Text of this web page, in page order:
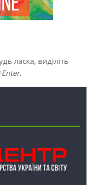
ласка, виділіть
.